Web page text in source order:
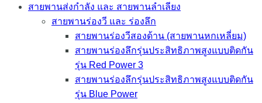
สายพานส่งกำลัง และ สายพานลำเลียง
สายพานร่องวี และ ร่องลึก
สายพานร่องวีสองด้าน (สายพานหกเหลี่ยม)
สายพานร่องลึกรุ่นประสิทธิภาพสูงแบบติดกัน
รุ่น Red Power 3
สายพานร่องลึกรุ่นประสิทธิภาพสูงแบบติดกัน
รุ่น Blue Power